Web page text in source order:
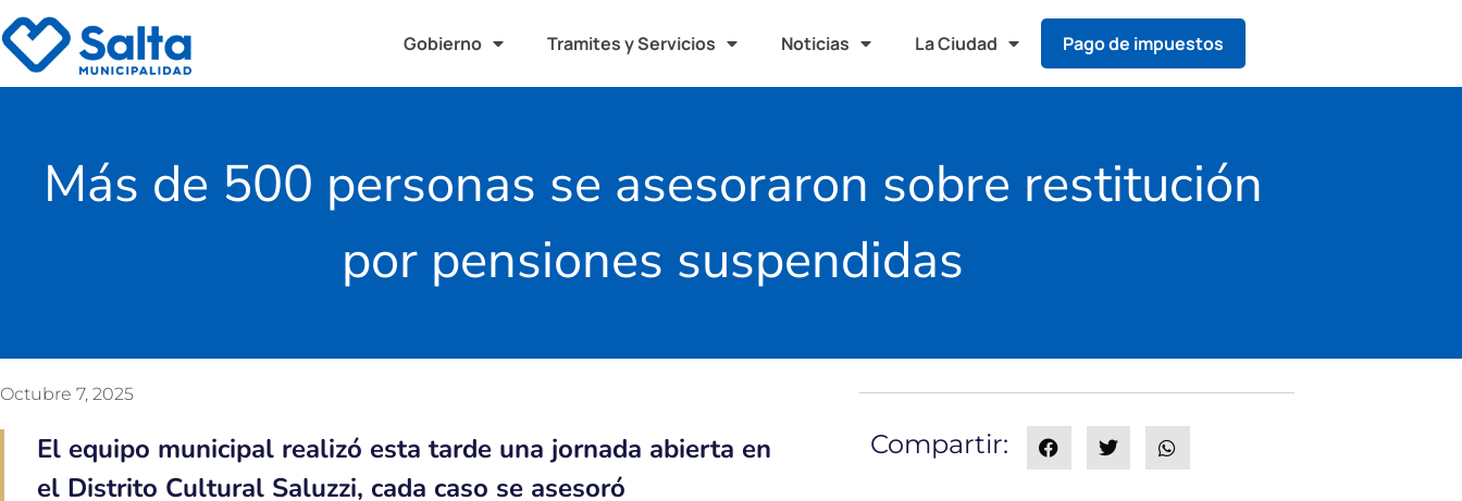
Gobierno Tramites y Servicios Noticias La Ciudad Pago de impuestos
Más de 500 personas se asesoraron sobre restitución
por pensiones suspendidas
Octubre 7, 2025
El equipo municipal realizó esta tarde una jornada abierta en
el Distrito Cultural Saluzzi, cada caso se asesoró
Compartir: